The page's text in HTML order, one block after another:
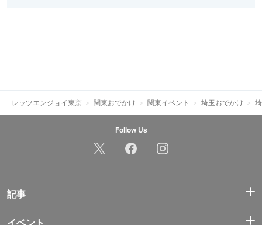
レッツエンジョイ東京 関東おでかけ 関東イベント 埼玉おでかけ
Follow Us
記事
イベント